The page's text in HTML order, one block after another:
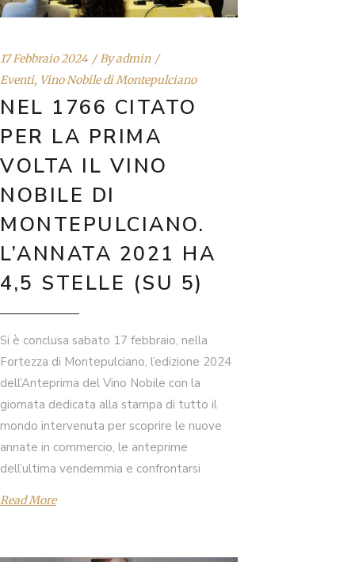
17 Febbraio 2024 Byadmin
Eventi, Vino Nobile di Montepulciano
NEL 1766 CITATO
PER LA PRIMA
VOLTA IL VINO
NOBILE DI
MONTEPULCIANO.
L’ANNATA 2021 HA
4,5 STELLE (SU 5)
Si è conclusa sabato 17 febbraio, nella
Fortezza di Montepulciano, l’edizione 2024
dell’Anteprima del Vino Nobile con la
giornata dedicata alla stampa di tutto il
mondo intervenuta per scoprire le nuove
annate in commercio, le anteprime
dell’ultima vendemmia e confrontarsi
Read More